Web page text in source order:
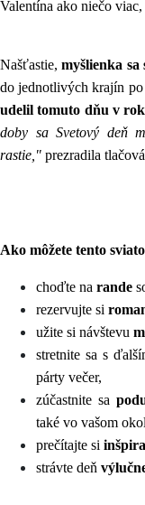
Valentína ako niečo
Našťastie,myšlienka sa
do jednotlivých krajín po
udelil tomuto dňu v
doby sa Svetový deň
rastie," prezradila
Ako môžete tento
choďte na rande
rezervujte si
užite si návštevu
stretnite sa s
párty večer,
zúčastnite sa
také vo vašom
prečítajte si
strávte deň